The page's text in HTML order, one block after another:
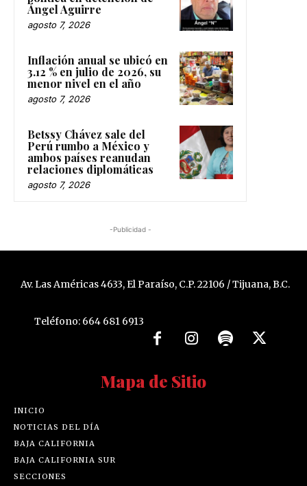
Ángel Aguirre
agosto 7, 2026
Inflación anual se ubicó en
3.12 % en julio de 2026, su
menor nivel en el año
agosto 7, 2026
Betssy Chávez sale del
Perú rumbo a México y
ambos países reanudan
relaciones diplomáticas
agosto 7, 2026
-Publicidad -
Av. Las Américas 4633, El Paraíso, C.P. 22106 / Tijuana, B.C.
Teléfono: 664 681 6913
Mapa de Sitio
INICIO
NOTICIAS DEL DÍA
BAJA CALIFORNIA
BAJA CALIFORNIA SUR
SECCIONES